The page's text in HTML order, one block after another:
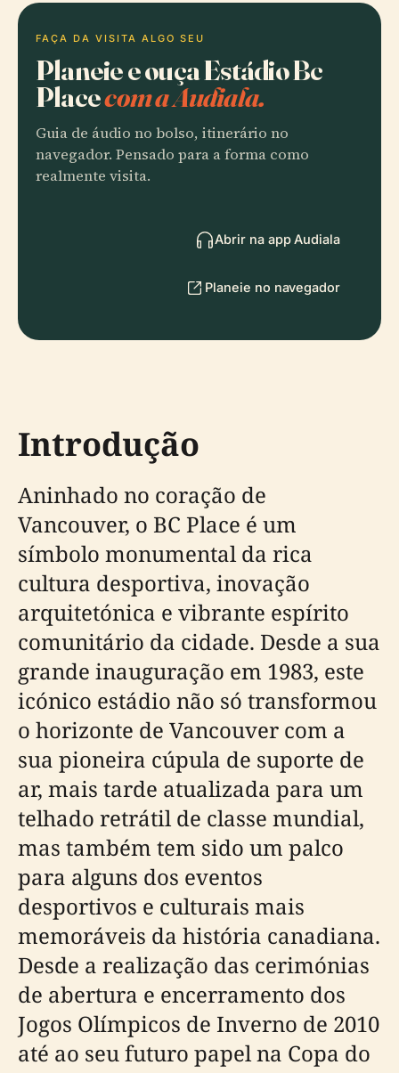
FAÇA DA VISITA ALGO SEU
Planeie e ouça Estádio Bc
Placecom a Audiala.
Guia de áudio no bolso, itinerário no
navegador. Pensado para a forma como
realmente visita.
Abrir na app Audiala
Planeie no navegador
Introdução
Aninhado no coração de
Vancouver, o BC Place é um
símbolo monumental da rica
cultura desportiva, inovação
arquitetónica e vibrante espírito
comunitário da cidade. Desde a sua
grande inauguração em 1983, este
icónico estádio não só transformou
o horizonte de Vancouver com a
sua pioneira cúpula de suporte de
ar, mais tarde atualizada para um
telhado retrátil de classe mundial,
mas também tem sido um palco
para alguns dos eventos
desportivos e culturais mais
memoráveis da história canadiana.
Desde a realização das cerimónias
de abertura e encerramento dos
Jogos Olímpicos de Inverno de 2010
até ao seu futuro papel na Copa do